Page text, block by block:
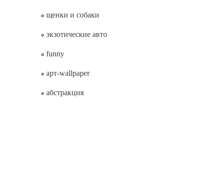
щенки и собаки
экзотические авто
funny
арт-wallpaper
абстракция